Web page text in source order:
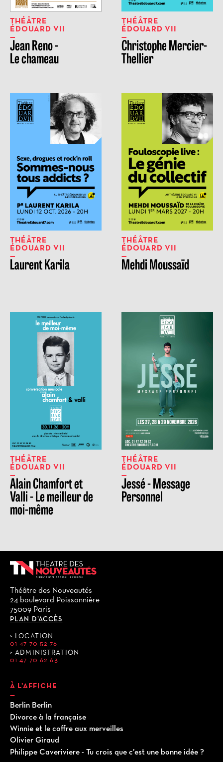
THÉÂTRE
ÉDOUARD VII
Jean Reno -
Le chameau
THÉÂTRE
ÉDOUARD VII
Christophe Mercier-
Thellier
THÉÂTRE
ÉDOUARD VII
Laurent Karila
THÉÂTRE
ÉDOUARD VII
Mehdi Moussaïd
THÉÂTRE
ÉDOUARD VII
Alain Chamfort et
Valli - Le meilleur de
moi-même
THÉÂTRE
ÉDOUARD VII
Jessé - Message
Personnel
Théâtre des Nouveautés
24 boulevard Poissonnière
75009 Paris
PLAN D’ACCÈS
LOCATION
01 47 70 52 76
ADMINISTRATION
01 47 70 62 63
À L’AFFICHE
Berlin Berlin
Divorce à la française
Winnie et le coffre aux merveilles
Olivier Giraud
Philippe Caveriviere - Tu crois que c’est une bonne idée ?